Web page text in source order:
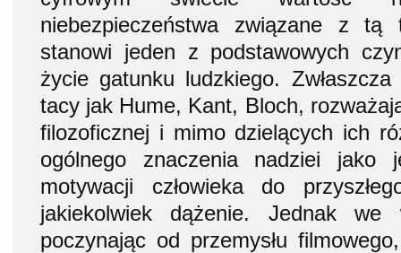
niebezpieczeństwa związane z tą
stanowi jeden z podstawowych
życie gatunku ludzkiego. Zwłaszcza
tacy jak Hume, Kant, Bloch,
filozoficznej i mimo dzielących ich
ogólnego znaczenia nadziei jako
motywacji człowieka do
jakiekolwiek dążenie. Jednak we
poczynając od przemysłu